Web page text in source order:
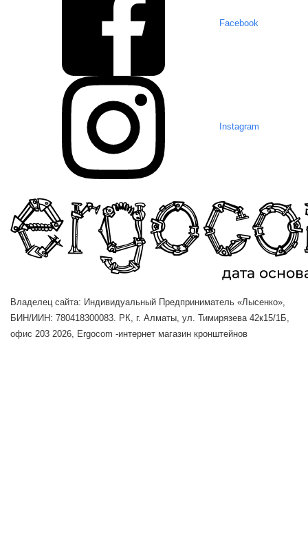
Facebook
Instagram
Владелец сайта: Индивидуальный Предприниматель «Лысенко»,
БИН/ИИН: 780418300083. РК, г. Алматы, ул. Тимирязева 42к15/1Б,
офис 203 2026, Ergocom -интернет магазин кронштейнов